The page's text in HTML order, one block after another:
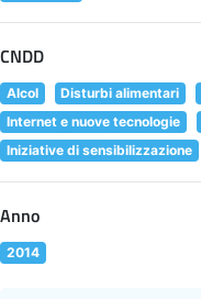
CNDD
Alcol Disturbi alimentari
Internet e nuove tecnologie
Iniziative di sensibilizzazione
Anno
2014